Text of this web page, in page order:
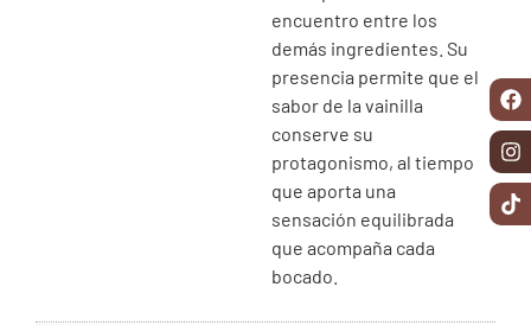
encuentro entre los
demás ingredientes. Su
presencia permite que el
sabor de la vainilla
conserve su
protagonismo, al tiempo
que aporta una
sensación equilibrada
que acompaña cada
bocado.